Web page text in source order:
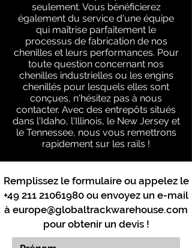
seulement. Vous bénéficierez
également du service d'une équipe
qui maîtrise parfaitement le
processus de fabrication de nos
chenilles et leurs performances. Pour
toute question concernant nos
chenilles industrielles ou les engins
chenillés pour lesquels elles sont
conçues, n'hésitez pas à nous
contacter. Avec des entrepôts situés
dans l'Idaho, l'Illinois, le New Jersey et
le Tennessee, nous vous remettrons
rapidement sur les rails !
Remplissez le formulaire ou appelez le
+49 211 21061980 ou envoyez un e-mail
à europe@globaltrackwarehouse.com
pour obtenir un devis !